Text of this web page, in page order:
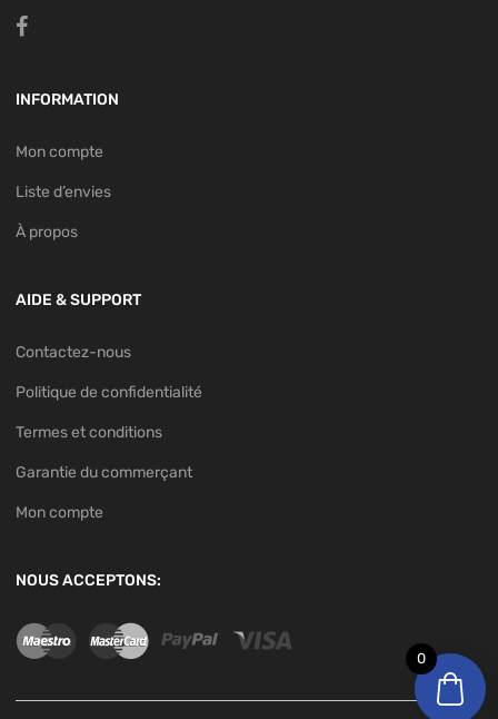
INFORMATION
Mon compte
Liste d’envies
À propos
AIDE & SUPPORT
Contactez-nous
Politique de confidentialité
Termes et conditions
Garantie du commerçant
Mon compte
NOUS ACCEPTONS:
0